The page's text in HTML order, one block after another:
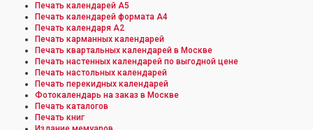
Печать календарей А5
Печать календарей формата А4
Печать календаря А2
Печать карманных календарей
Печать квартальных календарей в Москве
Печать настенных календарей по выгодной цене
Печать настольных календарей
Печать перекидных календарей
Фотокалендарь на заказ в Москве
Печать каталогов
Печать книг